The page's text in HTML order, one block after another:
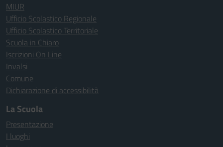
MIUR
Ufficio Scolastico Regionale
Ufficio Scolastico Territoriale
Scuola in Chiaro
Iscrizioni On Line
Invalsi
Comune
Dichiarazione di accessibilità
La Scuola
Presentazione
I luoghi